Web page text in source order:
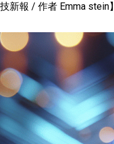
新報 / 作者 Emma stein】